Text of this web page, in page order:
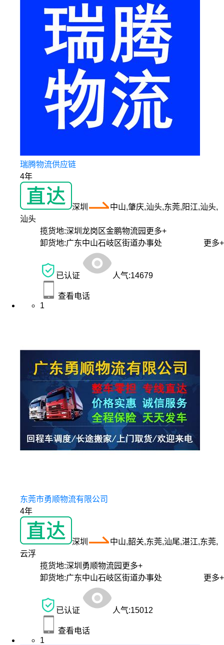
瑞腾物流供应链
4年
深圳
中山,肇庆,汕头,东莞,阳江,汕头,
汕头
揽货地:深圳龙岗区金鹏物流园 更多+
卸货地:广东中山石岐区街道办事处 更多+
已认证 人气:14679
查看电话
1
东莞市勇顺物流有限公司
4年
深圳
中山,韶关,东莞,汕尾,湛江,东莞,
云浮
揽货地:深圳勇顺物流园 更多+
卸货地:广东中山石岐区街道办事处 更多+
已认证 人气:15012
查看电话
1